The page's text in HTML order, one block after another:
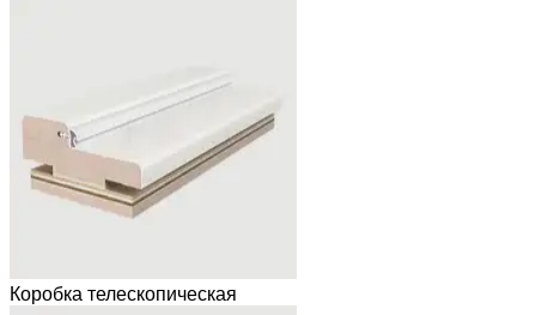
Коробка телескопическая